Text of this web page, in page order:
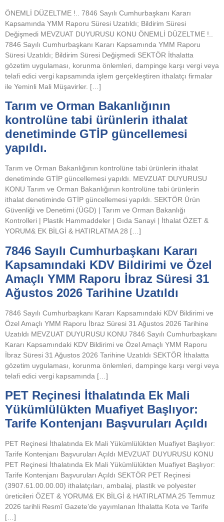
ÖNEMLİ DÜZELTME !.. 7846 Sayılı Cumhurbaşkanı Kararı
Kapsamında YMM Raporu Süresi Uzatıldı; Bildirim Süresi
Değişmedi MEVZUAT DUYURUSU KONU ÖNEMLİ DÜZELTME !..
7846 Sayılı Cumhurbaşkanı Kararı Kapsamında YMM Raporu
Süresi Uzatıldı; Bildirim Süresi Değişmedi SEKTÖR İthalatta
gözetim uygulaması, korunma önlemleri, dampinge karşı vergi veya
telafi edici vergi kapsamında işlem gerçekleştiren ithalatçı firmalar
ile Yeminli Mali Müşavirler. […]
Tarım ve Orman Bakanlığının
kontrolüne tabi ürünlerin ithalat
denetiminde GTİP güncellemesi
yapıldı.
Tarım ve Orman Bakanlığının kontrolüne tabi ürünlerin ithalat
denetiminde GTİP güncellemesi yapıldı. MEVZUAT DUYURUSU
KONU Tarım ve Orman Bakanlığının kontrolüne tabi ürünlerin
ithalat denetiminde GTİP güncellemesi yapıldı. SEKTÖR Ürün
Güvenliği ve Denetimi (ÜGD) | Tarım ve Orman Bakanlığı
Kontrolleri | Plastik Hammaddeler | Gıda Sanayi | İthalat ÖZET &
YORUM& EK BİLGİ & HATIRLATMA 28 […]
7846 Sayılı Cumhurbaşkanı Kararı
Kapsamındaki KDV Bildirimi ve Özel
Amaçlı YMM Raporu İbraz Süresi 31
Ağustos 2026 Tarihine Uzatıldı
7846 Sayılı Cumhurbaşkanı Kararı Kapsamındaki KDV Bildirimi ve
Özel Amaçlı YMM Raporu İbraz Süresi 31 Ağustos 2026 Tarihine
Uzatıldı MEVZUAT DUYURUSU KONU 7846 Sayılı Cumhurbaşkanı
Kararı Kapsamındaki KDV Bildirimi ve Özel Amaçlı YMM Raporu
İbraz Süresi 31 Ağustos 2026 Tarihine Uzatıldı SEKTÖR İthalatta
gözetim uygulaması, korunma önlemleri, dampinge karşı vergi veya
telafi edici vergi kapsamında […]
PET Reçinesi İthalatında Ek Mali
Yükümlülükten Muafiyet Başlıyor:
Tarife Kontenjanı Başvuruları Açıldı
PET Reçinesi İthalatında Ek Mali Yükümlülükten Muafiyet Başlıyor:
Tarife Kontenjanı Başvuruları Açıldı MEVZUAT DUYURUSU KONU
PET Reçinesi İthalatında Ek Mali Yükümlülükten Muafiyet Başlıyor:
Tarife Kontenjanı Başvuruları Açıldı SEKTÖR PET Reçinesi
(3907.61.00.00.00) ithalatçıları, ambalaj, plastik ve polyester
üreticileri ÖZET & YORUM& EK BİLGİ & HATIRLATMA 25 Temmuz
2026 tarihli Resmî Gazete’de yayımlanan İthalatta Kota ve Tarife
[…]